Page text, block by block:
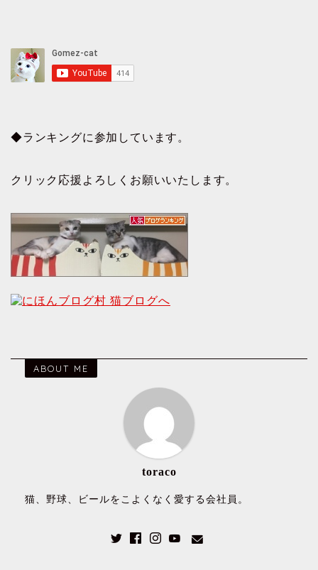
◆ランキングに参加しています。
クリック応援よろしくお願いいたします。
ABOUT ME
toraco
猫、野球、ビールをこよくなく愛する会社員。